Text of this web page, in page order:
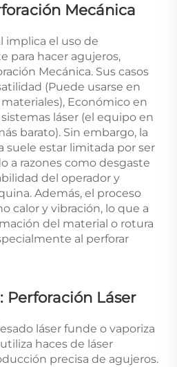
Mecánica
implica el uso de
para hacer agujeros,
Mecánica. Sus casos
(Puede usarse en
Económico en
láser (el equipo en
barato). Sin embargo, la
suele estar limitada por ser
a razones como desgaste
del operador y
Además, el proceso
calor y vibración, lo que a
del material o rotura
al perforar
Perforación Láser
láser funde o vaporiza
haces de láser
precisa de agujeros.